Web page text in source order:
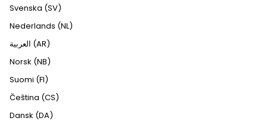
Svenska (SV)
Nederlands (NL)
العربية (AR)
Norsk (NB)
Suomi (FI)
Čeština (CS)
Dansk (DA)